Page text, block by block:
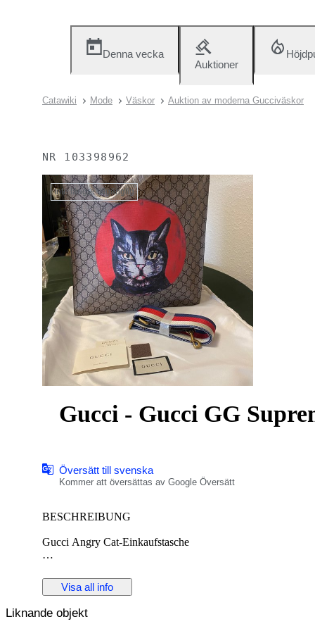
Denna vecka
Auktioner
Catawiki Mode Väskor Auktion av moderna Gucciväskor
NR 103398962
Inte längre tillgänglig
Gucci - Gucci GG
Översätt till svenska
Kommer att översättas av Google Översätt
BESCHREIBUNG
Gucci Angry Cat-Einkaufstasche
DETAILS
Kategorie:Damen
Unterkategorie:Handtaschen
Visa all info
Liknande objekt